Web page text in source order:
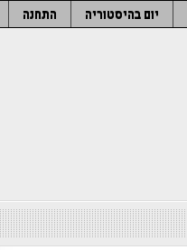
יום בהיסטוריה התחנה